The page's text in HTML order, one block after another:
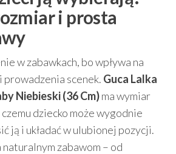
i prosta
w zabawkach, bo wpływa na
scenek. Guca Lalka
Niebieski (36 Cm)ma wymiar
czemu dziecko może wygodnie
ją i układać w ulubionej pozycji.
zabawom – od